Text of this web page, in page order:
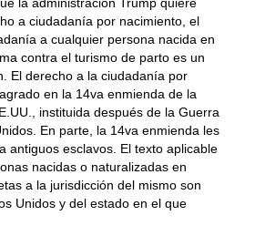
la administración Trump quiere
a ciudadanía por nacimiento, el
a cualquier persona nacida en
contra el turismo de parto es un
El derecho a la ciudadanía por
en la 14va enmienda de la
instituida después de la Guerra
En parte, la 14va enmienda les
antiguos esclavos. El texto aplicable
nacidas o naturalizadas en
a la jurisdicción del mismo son
Unidos y del estado en el que